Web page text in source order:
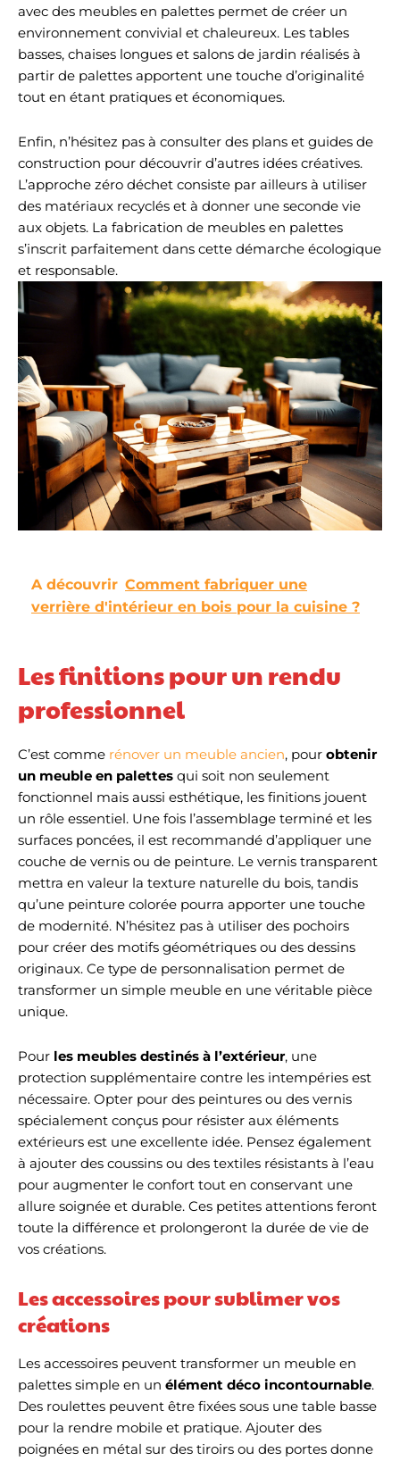
avec des meubles en palettes permet de créer un
environnement convivial et chaleureux. Les tables
basses, chaises longues et salons de jardin réalisés à
partir de palettes apportent une touche d’originalité
tout en étant pratiques et économiques.
Enfin, n’hésitez pas à consulter des plans et guides de
construction pour découvrir d’autres idées créatives.
L’approche zéro déchet consiste par ailleurs à utiliser
des matériaux recyclés et à donner une seconde vie
aux objets. La fabrication de meubles en palettes
s’inscrit parfaitement dans cette démarche écologique
et responsable.
A découvrir Comment fabriquer une
verrière d'intérieur en bois pour la cuisine ?
Les finitions pour un rendu
professionnel
C’est comme rénover un meuble ancien, pour obtenir
un meuble en palettes qui soit non seulement
fonctionnel mais aussi esthétique, les finitions jouent
un rôle essentiel. Une fois l’assemblage terminé et les
surfaces poncées, il est recommandé d’appliquer une
couche de vernis ou de peinture. Le vernis transparent
mettra en valeur la texture naturelle du bois, tandis
qu’une peinture colorée pourra apporter une touche
de modernité. N’hésitez pas à utiliser des pochoirs
pour créer des motifs géométriques ou des dessins
originaux. Ce type de personnalisation permet de
transformer un simple meuble en une véritable pièce
unique.
Pour les meubles destinés à l’extérieur, une
protection supplémentaire contre les intempéries est
nécessaire. Opter pour des peintures ou des vernis
spécialement conçus pour résister aux éléments
extérieurs est une excellente idée. Pensez également
à ajouter des coussins ou des textiles résistants à l’eau
pour augmenter le confort tout en conservant une
allure soignée et durable. Ces petites attentions feront
toute la différence et prolongeront la durée de vie de
vos créations.
Les accessoires pour sublimer vos
créations
Les accessoires peuvent transformer un meuble en
palettes simple en un élément déco incontournable.
Des roulettes peuvent être fixées sous une table basse
pour la rendre mobile et pratique. Ajouter des
poignées en métal sur des tiroirs ou des portes donne